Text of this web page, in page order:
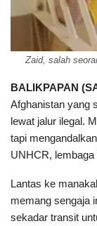
Zaid, salah
BALIKPAPAN
Afghanistan yang
lewat jalur ilegal.
tapi
UNHCR,
Lantas ke
memang sengaja
sekadar transit